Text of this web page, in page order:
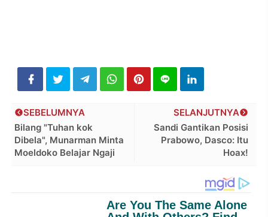
SELANJUTNYA
Sandi Gantikan Posisi
Prabowo, Dasco: Itu
Hoax!
SEBELUMNYA
Bilang "Tuhan kok
Dibela", Munarman Minta
Moeldoko Belajar Ngaji